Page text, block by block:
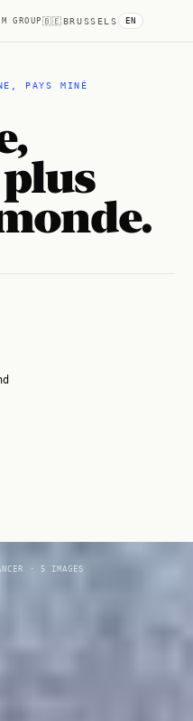
GROUP 🇧🇪BRUSSELS EN
PAYS MINÉ
plus
· 5 IMAGES